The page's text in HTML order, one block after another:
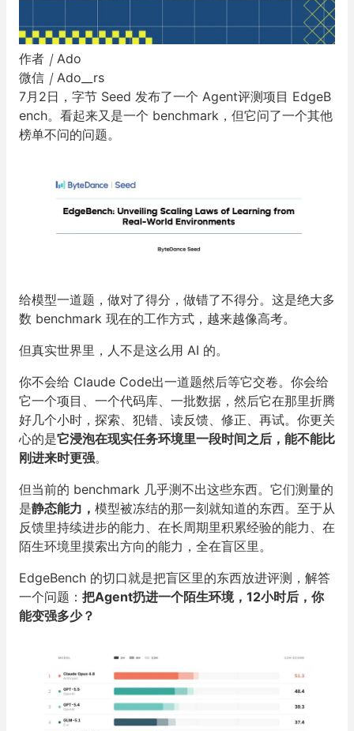
作者 ｜ Ado
微信 ｜ Ado__rs
7月2日，字节 Seed 发布了一个 Agent评测项目 EdgeB
ench。看起来又是一个 benchmark，但它问了一个其他
榜单不问的问题。
给模型一道题，做对了得分，做错了不得分。这是绝大多
数 benchmark 现在的工作方式，越来越像高考。
但真实世界里，人不是这么用 AI 的。
你不会给 Claude Code出一道题然后等它交卷。你会给
它一个项目、一个代码库、一批数据，然后它在那里折腾
好几个小时，探索、犯错、读反馈、修正、再试。你更关
心的是它浸泡在现实任务环境里一段时间之后，能不能比
刚进来时更强。
但当前的 benchmark 几乎测不出这些东西。它们测量的
是静态能力， 模型被冻结的那一刻就知道的东西。至于从
反馈里持续进步的能力、在长周期里积累经验的能力、在
陌生环境里摸索出方向的能力，全在盲区里。
EdgeBench 的切口就是把盲区里的东西放进评测，解答
一个问题： 把Agent扔进一个陌生环境，12小时后，你
能变强多少？